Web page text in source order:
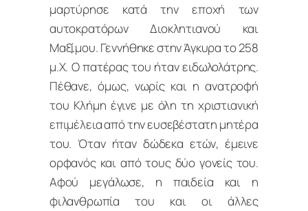
μαρτύρησε κατά την εποχή των
αυτοκρατόρων Διοκλητιανού και
Μαξίμου. Γεννήθηκε στην Άγκυρα το 258
μ.Χ. Ο πατέρας του ήταν ειδωλολάτρης.
Πέθανε, όμως, νωρίς και η ανατροφή
του Κλήμη έγινε με όλη τη χριστιανική
επιμέλεια από την ευσεβέστατη μητέρα
του. Όταν ήταν δώδεκα ετών, έμεινε
ορφανός και από τους δύο γονείς του.
Αφού μεγάλωσε, η παιδεία και η
φιλανθρωπία του και οι άλλες